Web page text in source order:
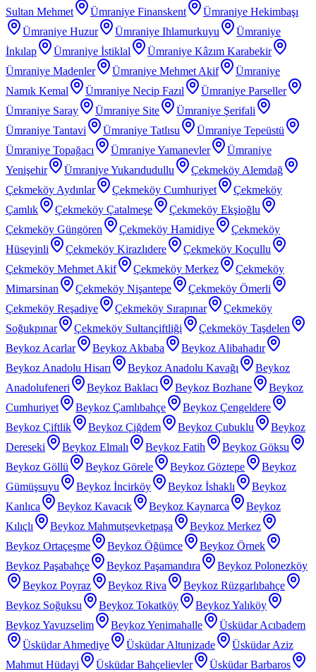
Sultan Mehmet
Ümraniye Finanskent
Ümraniye Hekimbaşı
Ümraniye Huzur
Ümraniye Ihlamurkuyu
Ümraniye
İnkılap
Ümraniye İstiklal
Ümraniye Kâzım Karabekir
Ümraniye Madenler
Ümraniye Mehmet Akif
Ümraniye
Namık Kemal
Ümraniye Necip Fazıl
Ümraniye Parseller
Ümraniye Saray
Ümraniye Site
Ümraniye Şerifali
Ümraniye Tantavi
Ümraniye Tatlısu
Ümraniye Tepeüstü
Ümraniye Topağacı
Ümraniye Yamanevler
Ümraniye
Yenişehir
Ümraniye Yukarıdudullu
Çekmeköy Alemdağ
Çekmeköy Aydınlar
Çekmeköy Cumhuriyet
Çekmeköy
Çamlık
Çekmeköy Çatalmeşe
Çekmeköy Ekşioğlu
Çekmeköy Güngören
Çekmeköy Hamidiye
Çekmeköy
Hüseyinli
Çekmeköy Kirazlıdere
Çekmeköy Koçullu
Çekmeköy Mehmet Akif
Çekmeköy Merkez
Çekmeköy
Mimarsinan
Çekmeköy Nişantepe
Çekmeköy Ömerli
Çekmeköy Reşadiye
Çekmeköy Sırapınar
Çekmeköy
Soğukpınar
Çekmeköy Sultançiftliği
Çekmeköy Taşdelen
Beykoz Acarlar
Beykoz Akbaba
Beykoz Alibahadır
Beykoz Anadolu Hisarı
Beykoz Anadolu Kavağı
Beykoz
Anadolufeneri
Beykoz Baklacı Beykoz Bozhane
Beykoz
Cumhuriyet
Beykoz Çamlıbahçe
Beykoz Çengeldere
Beykoz Çiftlik
Beykoz Çiğdem Beykoz Çubuklu
Beykoz
Dereseki
Beykoz Elmalı Beykoz Fatih
Beykoz Göksu
Beykoz Göllü
Beykoz Görele Beykoz Göztepe
Beykoz
Gümüşsuyu
Beykoz İncirköy Beykoz İshaklı
Beykoz
Kanlıca
Beykoz Kavacık Beykoz Kaynarca
Beykoz
Kılıçlı
Beykoz Mahmutşevketpaşa
Beykoz Merkez
Beykoz Ortaçeşme
Beykoz Öğümce
Beykoz Örnek
Beykoz Paşabahçe
Beykoz Paşamandıra
Beykoz Polonezköy
Beykoz Poyraz
Beykoz Riva
Beykoz Rüzgarlıbahçe
Beykoz Soğuksu
Beykoz Tokatköy
Beykoz Yalıköy
Beykoz Yavuzselim
Beykoz Yenimahalle
Üsküdar Acıbadem
Üsküdar Ahmediye
Üsküdar Altunizade
Üsküdar Aziz
Mahmut Hüdayi
Üsküdar Bahçelievler Üsküdar Barbaros